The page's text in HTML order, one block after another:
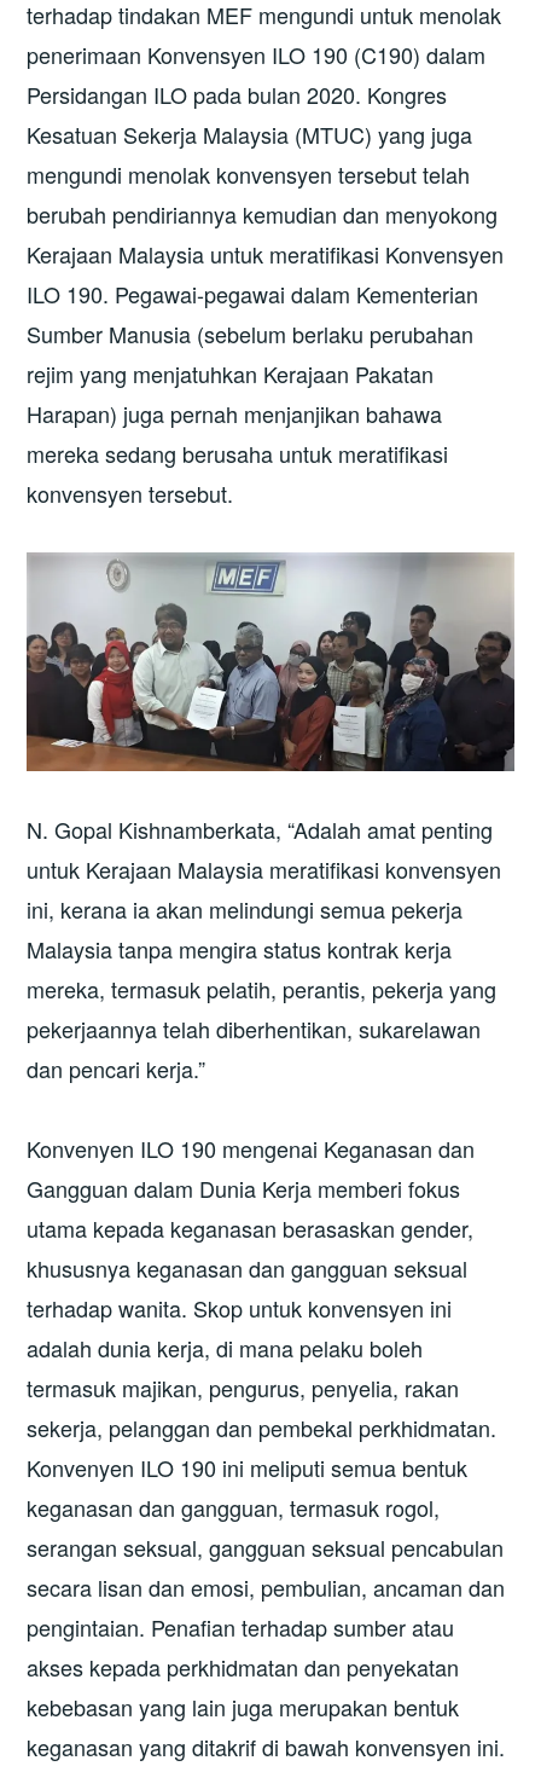
terhadap tindakan MEF mengundi untuk menolak
penerimaan Konvensyen ILO 190 (C190) dalam
Persidangan ILO pada bulan 2020. Kongres
Kesatuan Sekerja Malaysia (MTUC) yang juga
mengundi menolak konvensyen tersebut telah
berubah pendiriannya kemudian dan menyokong
Kerajaan Malaysia untuk meratifikasi Konvensyen
ILO 190. Pegawai-pegawai dalam Kementerian
Sumber Manusia (sebelum berlaku perubahan
rejim yang menjatuhkan Kerajaan Pakatan
Harapan) juga pernah menjanjikan bahawa
mereka sedang berusaha untuk meratifikasi
konvensyen tersebut.
N. Gopal Kishnamberkata, “Adalah amat penting
untuk Kerajaan Malaysia meratifikasi konvensyen
ini, kerana ia akan melindungi semua pekerja
Malaysia tanpa mengira status kontrak kerja
mereka, termasuk pelatih, perantis, pekerja yang
pekerjaannya telah diberhentikan, sukarelawan
dan pencari kerja.”
Konvenyen ILO 190 mengenai Keganasan dan
Gangguan dalam Dunia Kerja memberi fokus
utama kepada keganasan berasaskan gender,
khususnya keganasan dan gangguan seksual
terhadap wanita. Skop untuk konvensyen ini
adalah dunia kerja, di mana pelaku boleh
termasuk majikan, pengurus, penyelia, rakan
sekerja, pelanggan dan pembekal perkhidmatan.
Konvenyen ILO 190 ini meliputi semua bentuk
keganasan dan gangguan, termasuk rogol,
serangan seksual, gangguan seksual pencabulan
secara lisan dan emosi, pembulian, ancaman dan
pengintaian. Penafian terhadap sumber atau
akses kepada perkhidmatan dan penyekatan
kebebasan yang lain juga merupakan bentuk
keganasan yang ditakrif di bawah konvensyen ini.